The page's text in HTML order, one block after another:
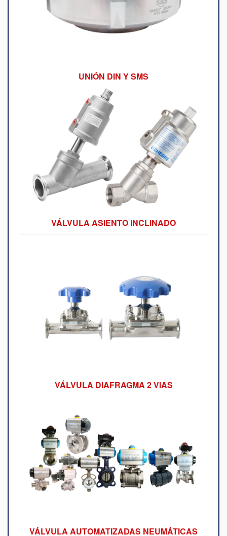
UNIÓN DIN Y SMS
VÁLVULA ASIENTO INCLINADO
VÁLVULA DIAFRAGMA 2 VIAS
VÁLVULA AUTOMATIZADAS NEUMÁTICAS